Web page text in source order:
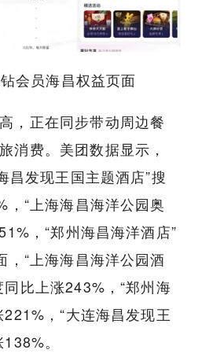
会员海昌权益页面
，正在同步带动周边餐
消费。美团数据显示，
昌发现王国主题酒店”搜
“上海海昌海洋公园奥
，“郑州海昌海洋酒店”
，“上海海昌海洋公园酒
比上涨243%，“郑州海
，“大连海昌发现王
。